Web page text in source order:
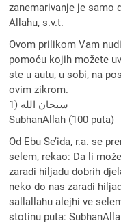
zanemarivanje je samo
Allahu, s.v.t.
Ovom prilikom Vam
pomoću kojih možete
ste u autu, u sobi, na
ovim zikrom.
1) سبحان الله
SubhanAllah (100 puta)
Od Ebu Se’ida, r.a. se
selem, rekao: Da li
zaradi hiljadu dobrih
neko do nas zaradi
sallallahu alejhi ve
stotinu puta: